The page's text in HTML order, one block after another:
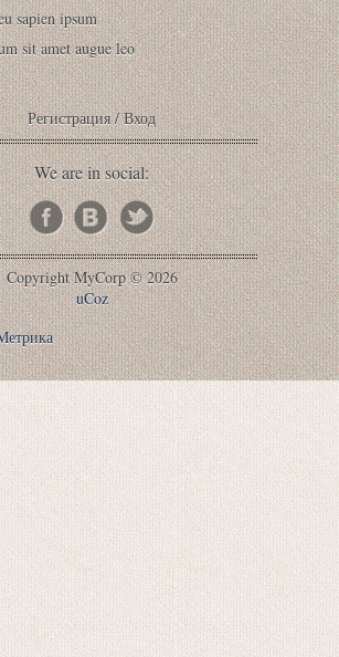
sapien ipsum
sit amet augue leo
Регистрация/Вход
We are in social:
Copyright MyCorp © 2026
uCoz